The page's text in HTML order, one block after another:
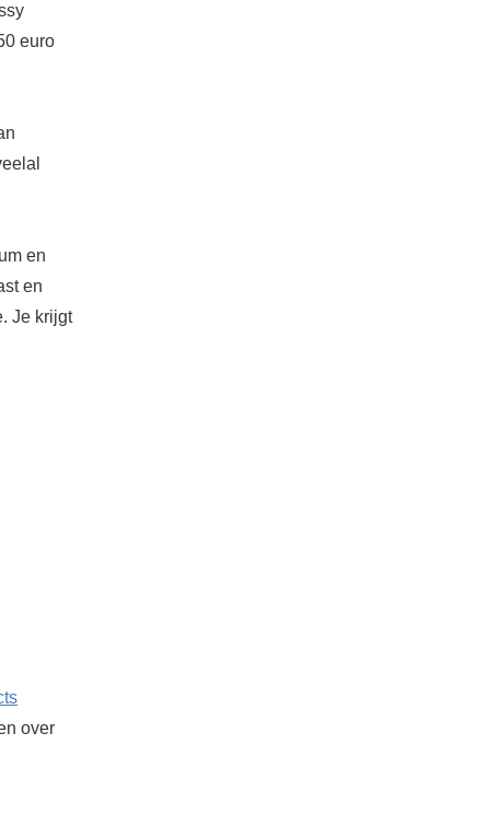
euro
en
en
Je krijgt
over